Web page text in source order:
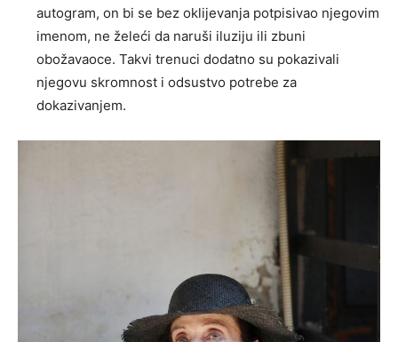
autogram, on bi se bez oklijevanja potpisivao njegovim
imenom, ne želeći da naruši iluziju ili zbuni
obožavaoce. Takvi trenuci dodatno su pokazivali
njegovu skromnost i odsustvo potrebe za
dokazivanjem.